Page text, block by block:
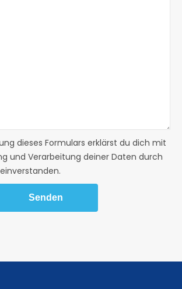
dieses Formulars erklärst du dich mit
und Verarbeitung deiner Daten durch